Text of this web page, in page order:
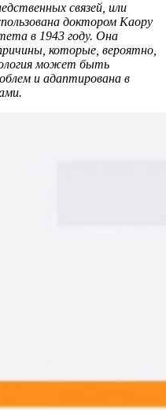
связей, или
доктором Каору
в 1943 году. Она
которые, вероятно,
может быть
и адаптирована в